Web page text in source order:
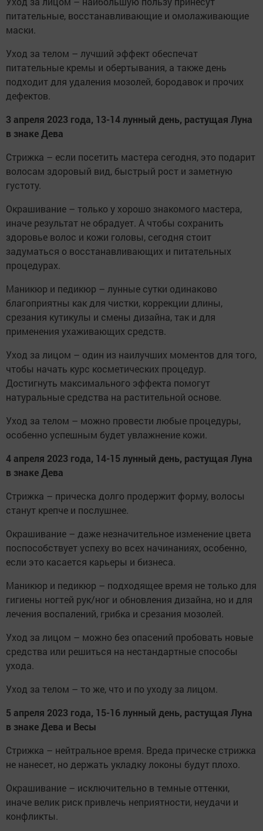
питательные, восстанавливающие и омолаживающие
маски.
Уход за телом – лучший эффект обеспечат
питательные кремы и обертывания, а также день
подходит для удаления мозолей, бородавок и прочих
дефектов.
3 апреля 2023 года, 13-14 лунный день, растущая Луна
в знаке Дева
Стрижка – если посетить мастера сегодня, это подарит
волосам здоровый вид, быстрый рост и заметную
густоту.
Окрашивание – только у хорошо знакомого мастера,
иначе результат не обрадует. А чтобы сохранить
здоровье волос и кожи головы, сегодня стоит
задуматься о восстанавливающих и питательных
процедурах.
Маникюр и педикюр – лунные сутки одинаково
благоприятны как для чистки, коррекции длины,
срезания кутикулы и смены дизайна, так и для
применения ухаживающих средств.
Уход за лицом – один из наилучших моментов для того,
чтобы начать курс косметических процедур.
Достигнуть максимального эффекта помогут
натуральные средства на растительной основе.
Уход за телом – можно провести любые процедуры,
особенно успешным будет увлажнение кожи.
4 апреля 2023 года, 14-15 лунный день, растущая Луна
в знаке Дева
Стрижка – прическа долго продержит форму, волосы
станут крепче и послушнее.
Окрашивание – даже незначительное изменение цвета
поспособствует успеху во всех начинаниях, особенно,
если это касается карьеры и бизнеса.
Маникюр и педикюр – подходящее время не только для
гигиены ногтей рук/ног и обновления дизайна, но и для
лечения воспалений, грибка и срезания мозолей.
Уход за лицом – можно без опасений пробовать новые
средства или решиться на нестандартные способы
ухода.
Уход за телом – то же, что и по уходу за лицом.
5 апреля 2023 года, 15-16 лунный день, растущая Луна
в знаке Дева и Весы
Стрижка – нейтральное время. Вреда прическе стрижка
не нанесет, но держать укладку локоны будут плохо.
Окрашивание – исключительно в темные оттенки,
иначе велик риск привлечь неприятности, неудачи и
конфликты.